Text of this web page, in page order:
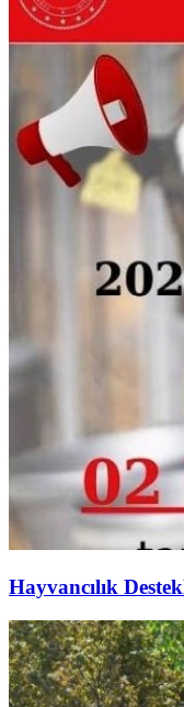
Hayvancılık